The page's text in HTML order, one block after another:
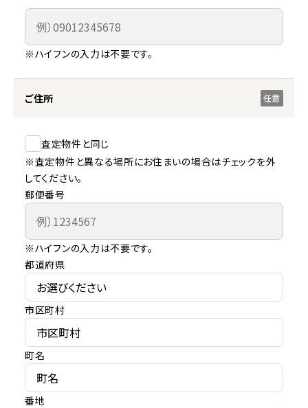
※ハイフンの入力は不要です。
ご住所 任意
査定物件と同じ
※査定物件と異なる場所にお住まいの場合はチェックを外
してください。
郵便番号
※ハイフンの入力は不要です。
都道府県
市区町村
町名
番地